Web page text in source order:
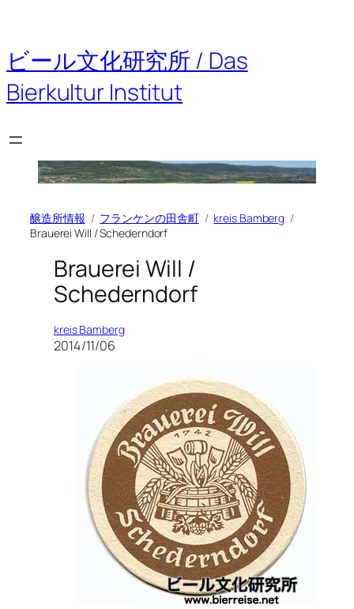
を
ス
キ
ッ
ビール文化研究所 / Das
Bierkultur Institut
醸造所情報 フランケンの田舎町
kreis Bamberg
Brauerei Will / Schederndorf
Brauerei Will /
Schederndorf
kreis Bamberg
2014/11/06